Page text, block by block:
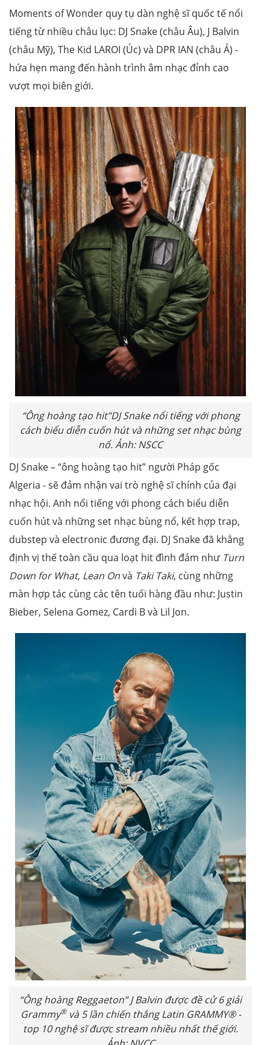
Moments of Wonder quy tụ dàn nghệ sĩ quốc tế nổi
tiếng từ nhiều châu lục: DJ Snake (châu Âu), J Balvin
(châu Mỹ), The Kid LAROI (Úc) và DPR IAN (châu Á) -
hứa hẹn mang đến hành trình âm nhạc đỉnh cao
vượt mọi biên giới.
“Ông hoàng tạo hit”DJ Snake nổi tiếng với phong
cách biểu diễn cuốn hút và những set nhạc bùng
nổ. Ảnh: NSCC
DJ Snake – “ông hoàng tạo hit” người Pháp gốc
Algeria - sẽ đảm nhận vai trò nghệ sĩ chính của đại
nhạc hội. Anh nổi tiếng với phong cách biểu diễn
cuốn hút và những set nhạc bùng nổ, kết hợp trap,
dubstep và electronic đương đại. DJ Snake đã khẳng
định vị thế toàn cầu qua loạt hit đình đám như Turn
Down for What, Lean Onvà Taki Taki, cùng những
màn hợp tác cùng các tên tuổi hàng đầu như: Justin
Bieber, Selena Gomez, Cardi B và Lil Jon.
“Ông hoàng Reggaeton” J Balvin được đề cử 6 giải
Grammy®và 5 lần chiến thắng Latin GRAMMY® -
top 10 nghệ sĩ được stream nhiều nhất thế giới.